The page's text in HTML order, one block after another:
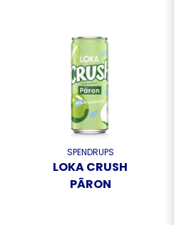
SPENDRUPS
LOKA CRUSH
PÃRON